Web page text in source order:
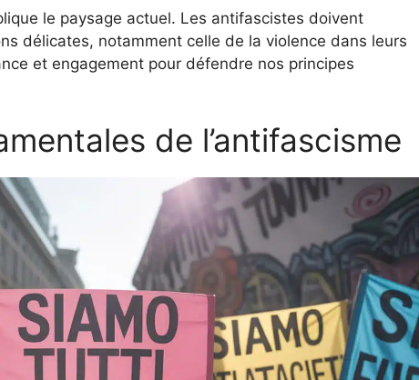
le paysage actuel. Les antifascistes doivent
délicates, notamment celle de la violence dans leurs
et engagement pour défendre nos principes
de l’antifascisme